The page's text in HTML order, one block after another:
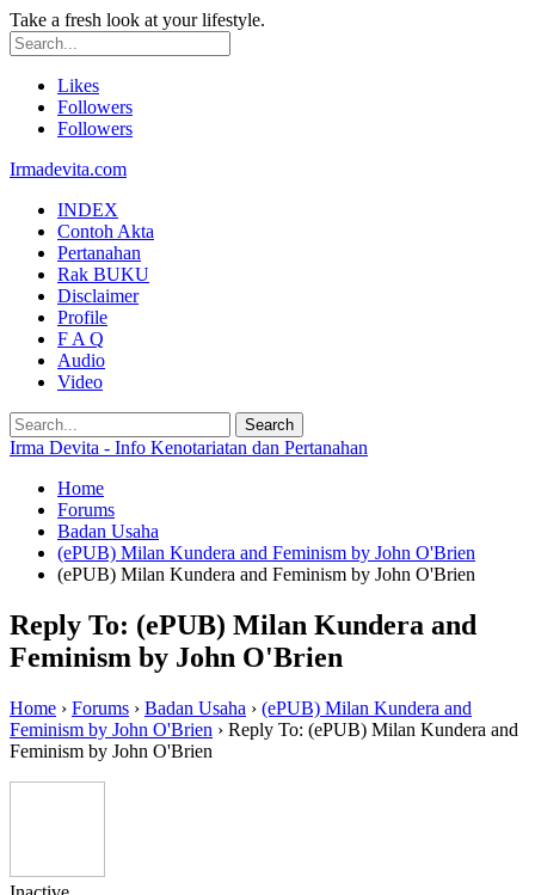
Take a fresh look at your lifestyle.
Likes
Followers
Followers
Irmadevita.com
INDEX
Contoh Akta
Pertanahan
Rak BUKU
Disclaimer
Profile
F A Q
Audio
Video
Irma Devita - Info Kenotariatan dan Pertanahan
Home
Forums
Badan Usaha
(ePUB) Milan Kundera and Feminism by John O'Brien
(ePUB) Milan Kundera and Feminism by John O'Brien
Reply To: (ePUB) Milan Kundera and
Feminism by John O'Brien
Home › Forums › Badan Usaha › (ePUB) Milan Kundera and
Feminism by John O'Brien › Reply To: (ePUB) Milan Kundera and
Feminism by John O'Brien